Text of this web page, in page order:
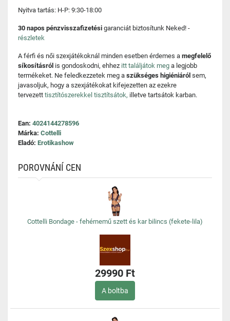
Nyitva tartás: H-P: 9:30-18:00
30 napos pénzvisszafizetési garanciát biztosítunk Neked! -
részletek
A férfi és női szexjátékoknál minden esetben érdemes a megfelelő
síkosításról is gondoskodni, ehhez itt találjátok meg a legjobb
termékeket. Ne feledkezzetek meg a szükséges higiéniáról sem,
javasoljuk, hogy a szexjátékokat kifejezetten az ezekre
tervezett tisztítószerekkel tisztítsátok, illetve tartsátok karban.
Ean: 4024144278596
Márka: Cottelli
Eladó: Erotikashow
POROVNÁNÍ CEN
Cottelli Bondage - fehérnemű szett és kar bilincs (fekete-lila)
29990 Ft
A boltba